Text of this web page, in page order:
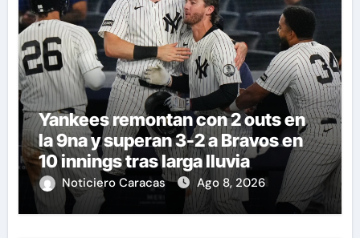
Yankees remontan con 2 outs en
la 9na y superan 3-2 a Bravos en
10 innings tras larga lluvia
Noticiero Caracas Ago 8, 2026